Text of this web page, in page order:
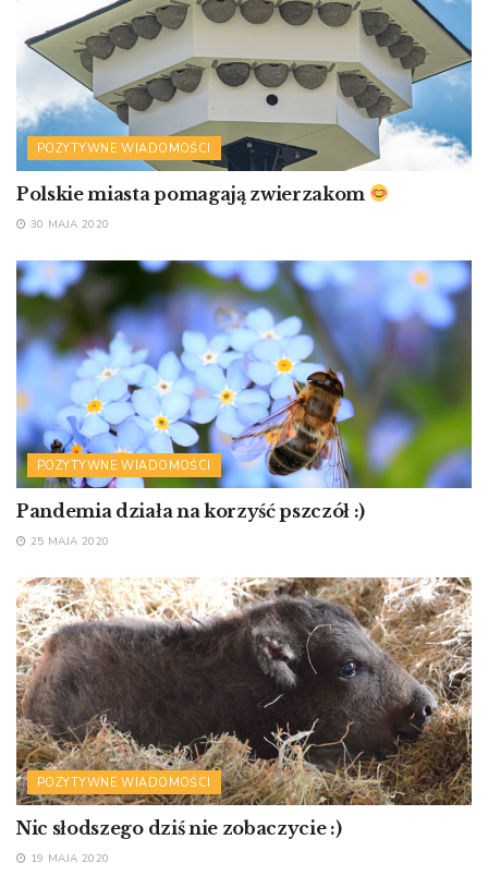
POZYTYWNE WIADOMOŚCI
Polskie miasta pomagają zwierzakom
30 MAJA 2020
POZYTYWNE WIADOMOŚCI
Pandemia działa na korzyść pszczół :)
25 MAJA 2020
POZYTYWNE WIADOMOŚCI
Nic słodszego dziś nie zobaczycie :)
19 MAJA 2020